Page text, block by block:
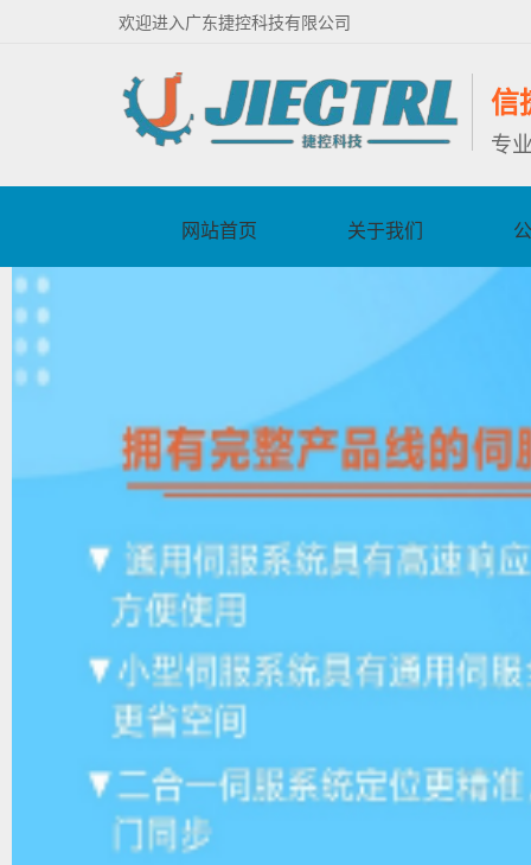
欢迎进入广东捷控科技有限公司
信
专
网站首页 关于我们